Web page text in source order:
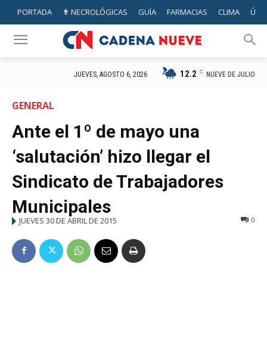
PORTADA ✟ NECROLÓGICAS GUÍA FARMACIAS CLIMA
JUEVES, AGOSTO 6, 2026 12.2 C NUEVE DE JULIO
GENERAL
Ante el 1º de mayo una
‘salutación’ hizo llegar el
Sindicato de Trabajadores
Municipales
JUEVES 30 DE ABRIL DE 2015 0